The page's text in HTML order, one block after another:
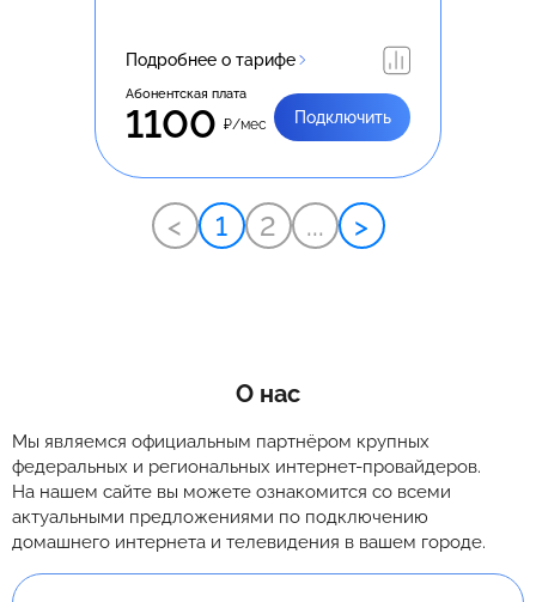
Подробнее о тарифе
Абонентская плата
1100 ₽/мес Подключить
< 1 2 ... >
О нас
Мы являемся официальным партнёром крупных
федеральных и региональных интернет-провайдеров.
На нашем сайте вы можете ознакомится со всеми
актуальными предложениями по подключению
домашнего интернета и телевидения в вашем городе.